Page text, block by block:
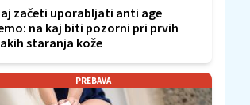
začeti uporabljati anti age
na kaj biti pozorni pri prvih
staranja kože
PREBAVA